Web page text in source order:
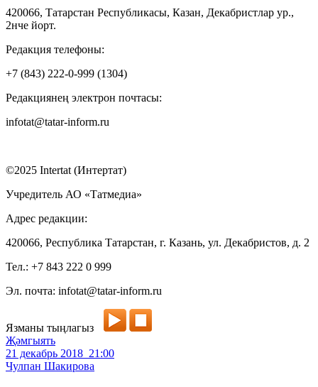
420066, Татарстан Республикасы, Казан, Декабристлар ур.,
2нче йорт.
Редакция телефоны:
+7 (843) 222-0-999 (1304)
Редакциянең электрон почтасы:
infotat@tatar-inform.ru
©2025 Intertat (Интертат)
Учредитель АО «Татмедиа»
Адрес редакции:
420066, Республика Татарстан, г. Казань, ул. Декабристов, д. 2
Тел.: +7 843 222 0 999
Эл. почта: infotat@tatar-inform.ru
Язманы тыңлагыз
Җәмгыять
21 декабрь 2018 21:00
Чулпан Шакирова